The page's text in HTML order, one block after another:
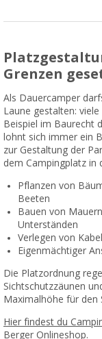
Grenzen
Als Dauercamper
Laune gestalten:
Beispiel im Baurecht
lohnt sich immer ein
zur Gestaltung der
dem Campingplatz in
Pflanzen von
Beeten
Bauen von
Unterständen
Verlegen von
Eigenmächtiger
Die Platzordnung
Sichtschutzzäunen
Maximalhöhe für den
Hier findest du
Berger Onlineshop.